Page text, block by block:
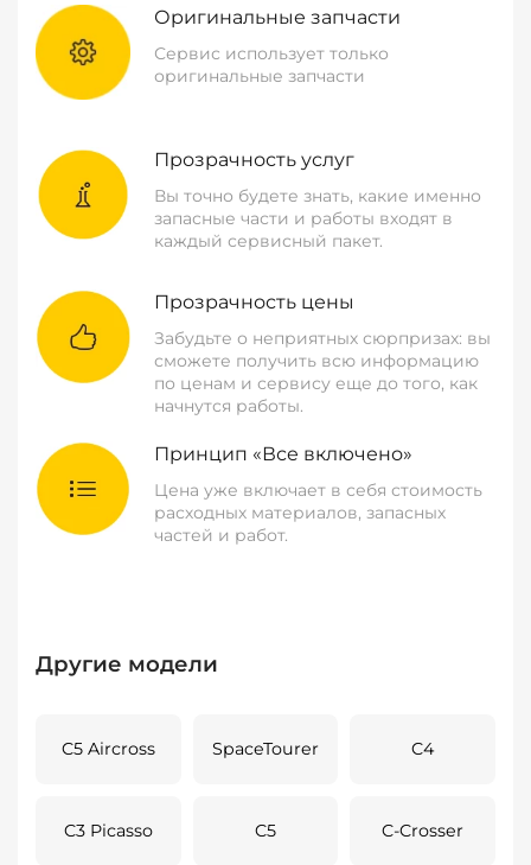
Оригинальные запчасти
Сервис использует только
оригинальные запчасти
Прозрачность услуг
Вы точно будете знать, какие именно
запасные части и работы входят в
каждый сервисный пакет.
Прозрачность цены
Забудьте о неприятных сюрпризах: вы
сможете получить всю информацию
по ценам и сервису еще до того, как
начнутся работы.
Принцип «Все включено»
Цена уже включает в себя стоимость
расходных материалов, запасных
частей и работ.
Другие модели
C5 Aircross SpaceTourer C4
C3 Picasso C5 C-Crosser